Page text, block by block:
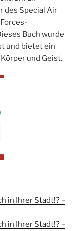
des Special Air
Buch wurde
und bietet ein
und Geist.
in Ihrer Stadt!? –
in Ihrer Stadt!? –